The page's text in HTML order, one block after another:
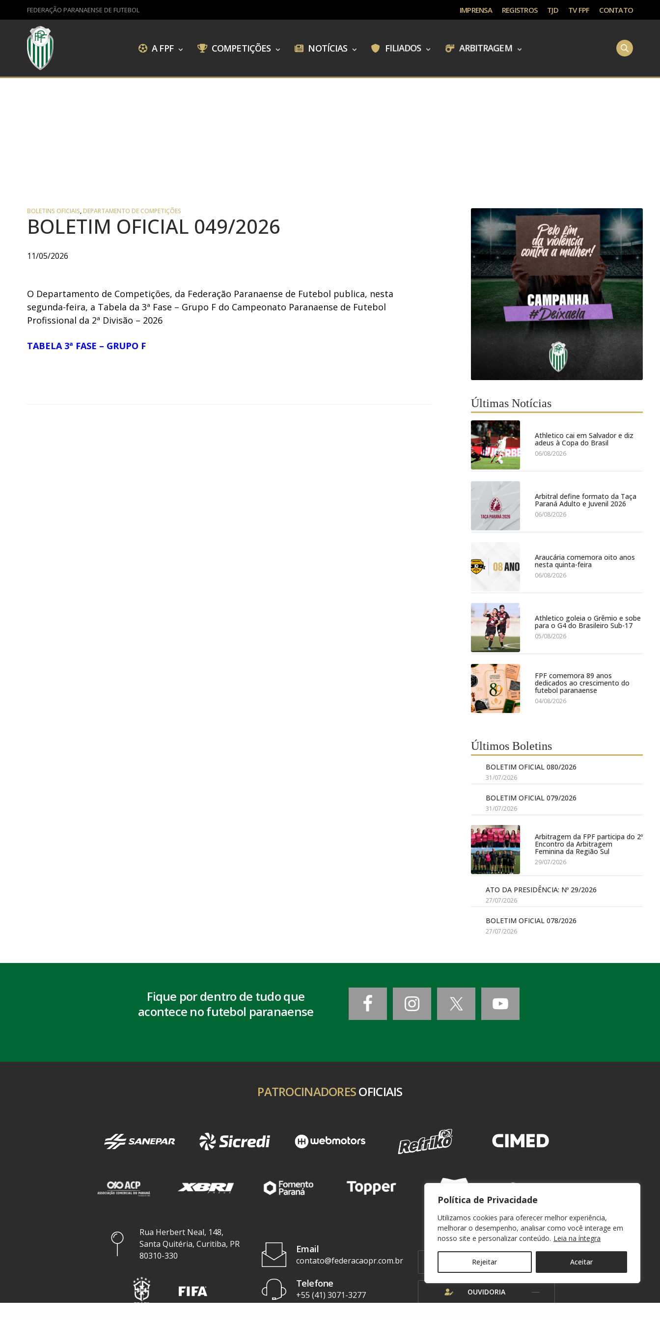
Política de Privacidade
Utilizamos cookies para oferecer melhor experiência,
melhorar o desempenho, analisar como você interage em
nosso site e personalizar conteúdo. Leia na íntegra
Rejeitar Aceitar
FEDERAÇÃO PARANAENSE DE FUTEBOL IMPRENSA REGISTROS TJD TV FPF CONTATO
A FPF COMPETIÇÕES NOTÍCIAS FILIADOS ARBITRAGEM
BOLETINS OFICIAIS,DEPARTAMENTO DE COMPETIÇÕES
BOLETIM OFICIAL 049/2026
11/05/2026
O Departamento de Competições, da Federação Paranaense de Futebol publica, nesta
segunda-feira, a Tabela da 3ª Fase – Grupo F do Campeonato Paranaense de Futebol
Profissional da 2ª Divisão – 2026
TABELA 3ª FASE – GRUPO F
Últimas Notícias
Athletico cai em Salvador e diz
adeus à Copa do Brasil
06/08/2026
Arbitral define formato da Taça
Paraná Adulto e Juvenil 2026
06/08/2026
Araucária comemora oito anos
nesta quinta-feira
06/08/2026
Athletico goleia o Grêmio e sobe
para o G4 do Brasileiro Sub-17
05/08/2026
FPF comemora 89 anos
dedicados ao crescimento do
futebol paranaense
04/08/2026
Últimos Boletins
BOLETIM OFICIAL 080/2026
31/07/2026
BOLETIM OFICIAL 079/2026
31/07/2026
Arbitragem da FPF participa do 2º
Encontro da Arbitragem
Feminina da Região Sul
29/07/2026
ATO DA PRESIDÊNCIA: Nº 29/2026
27/07/2026
BOLETIM OFICIAL 078/2026
27/07/2026
Fique por dentro de tudo que
acontece no futebol paranaense
PATROCINADORESOFICIAIS
Rua Herbert Neal, 148,
Santa Quitéria, Curitiba, PR
80310-330
Email
contato@federacaopr.com.br
Telefone
+55 (41) 3071-3277
WEBMAIL
OUVIDORIA